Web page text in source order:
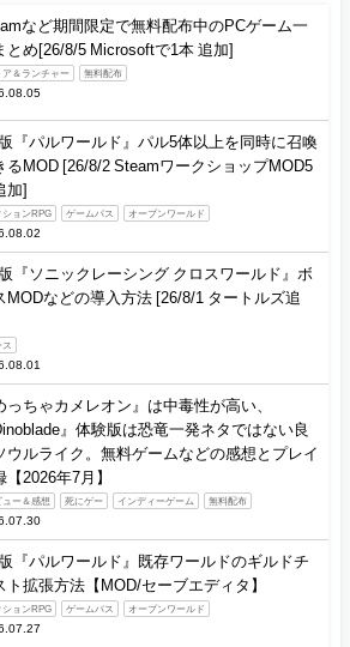
など期間限定で無料配布中のPCゲーム一
とめ[26/8/5 Microsoftで1本 追加]
ア＆ランチャー 無料配布
『パルワールド』パル5体以上を同時に召喚
るMOD [26/8/2 SteamワークショップMOD5
加]
ションRPG ゲームパス オープンワールド
『ソニックレーシング クロスワールド』ボ
MODなどの導入方法 [26/8/1 タートルズ追
ス
っちゃカメレオン』は中毒性が高い、
』体験版は恐竜一発ネタではない良
ウルライク。無料ゲームなどの感想とプレイ
【2026年7月】
ュー＆感想 死にゲー インディーゲーム 無料配布
『パルワールド』既存ワールドのギルドチ
ト拡張方法【MOD/セーブエディタ】
ションRPG ゲームパス オープンワールド